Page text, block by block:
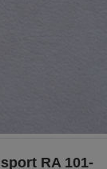
RA 101-